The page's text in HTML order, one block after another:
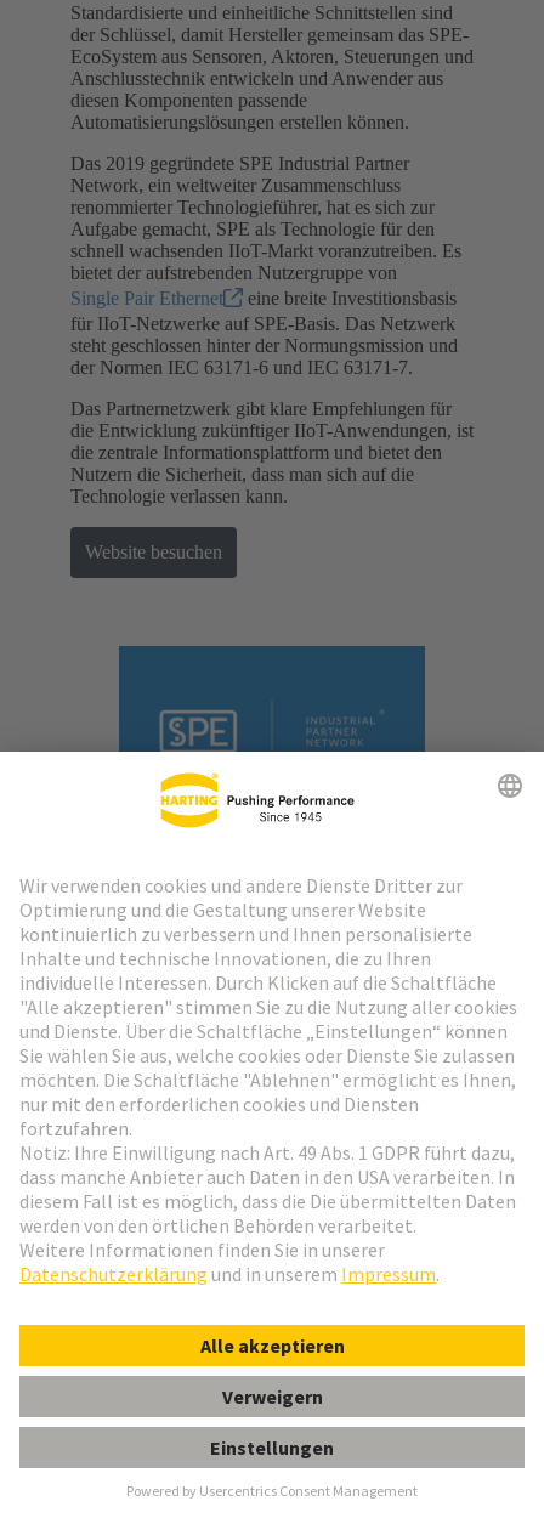
Standardisierte und einheitliche Schnittstellen sind
der Schlüssel, damit Hersteller gemeinsam das SPE-
EcoSystem aus Sensoren, Aktoren, Steuerungen und
Anschlusstechnik entwickeln und Anwender aus
diesen Komponenten passende
Automatisierungslösungen erstellen können.
Das 2019 gegründete SPE Industrial Partner
Network, ein weltweiter Zusammenschluss
renommierter Technologieführer, hat es sich zur
Aufgabe gemacht, SPE als Technologie für den
schnell wachsenden IIoT-Markt voranzutreiben. Es
bietet der aufstrebenden Nutzergruppe von
Single Pair Ethernet
eine breite Investitionsbasis
für IIoT-Netzwerke auf SPE-Basis. Das Netzwerk
steht geschlossen hinter der Normungsmission und
der Normen IEC 63171-6 und IEC 63171-7.
Das Partnernetzwerk gibt klare Empfehlungen für
die Entwicklung zukünftiger IIoT-Anwendungen, ist
die zentrale Informationsplattform und bietet den
Nutzern die Sicherheit, dass man sich auf die
Technologie verlassen kann.
Website besuchen
Weitere Ressourcen
SPE in der Robotik